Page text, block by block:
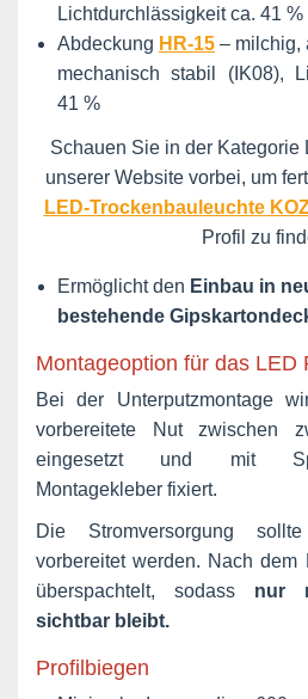
Lichtdurchlässigkeit ca. 41 %
Abdeckung HR-15 – milchig,
mechanisch stabil (IK08),
41 %
Schauen Sie in der
unserer Website vorbei, um
LED-Trockenbauleuchte
Profil zu
Ermöglicht den Einbau in
bestehende
Montageoption für das LED
Bei der Unterputzmontage
vorbereitete Nut zwischen
eingesetzt und mit
Montagekleber fixiert.
Die Stromversorgung
vorbereitet werden. Nach dem
überspachtelt, sodass nur
sichtbar bleibt.
Profilbiegen